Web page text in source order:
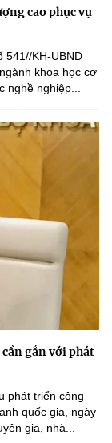
cao phục vụ
541//KH-UBND
khoa học cơ
nghề nghiệp...
gắn với phát
phát triển công
quốc gia, ngày
gia, nhà...